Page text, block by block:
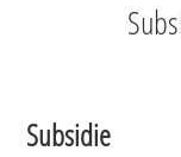
Subsidie